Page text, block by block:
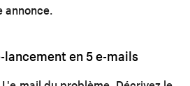
annonce.
lancement en 5 e-mails